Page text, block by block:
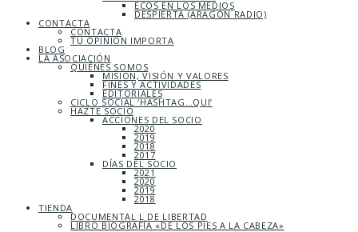
ECOS EN LOS MEDIOS
DESPIERTA (ARAGÓN RADIO)
CONTACTA
CONTACTA
TU OPINIÓN IMPORTA
BLOG
LA ASOCIACIÓN
QUIÉNES SOMOS
MISIÓN, VISIÓN Y VALORES
FINES Y ACTIVIDADES
EDITORIALES
CICLO SOCIAL ‘HASHTAG…QUI’
HAZTE SOCIO
ACCIONES DEL SOCIO
2020
2019
2018
2017
DÍAS DEL SOCIO
2021
2020
2019
2018
TIENDA
DOCUMENTAL L DE LIBERTAD
LIBRO BIOGRAFÍA «DE LOS PIES A LA CABEZA»